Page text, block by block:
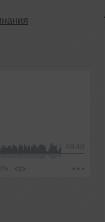
-68:40
</>